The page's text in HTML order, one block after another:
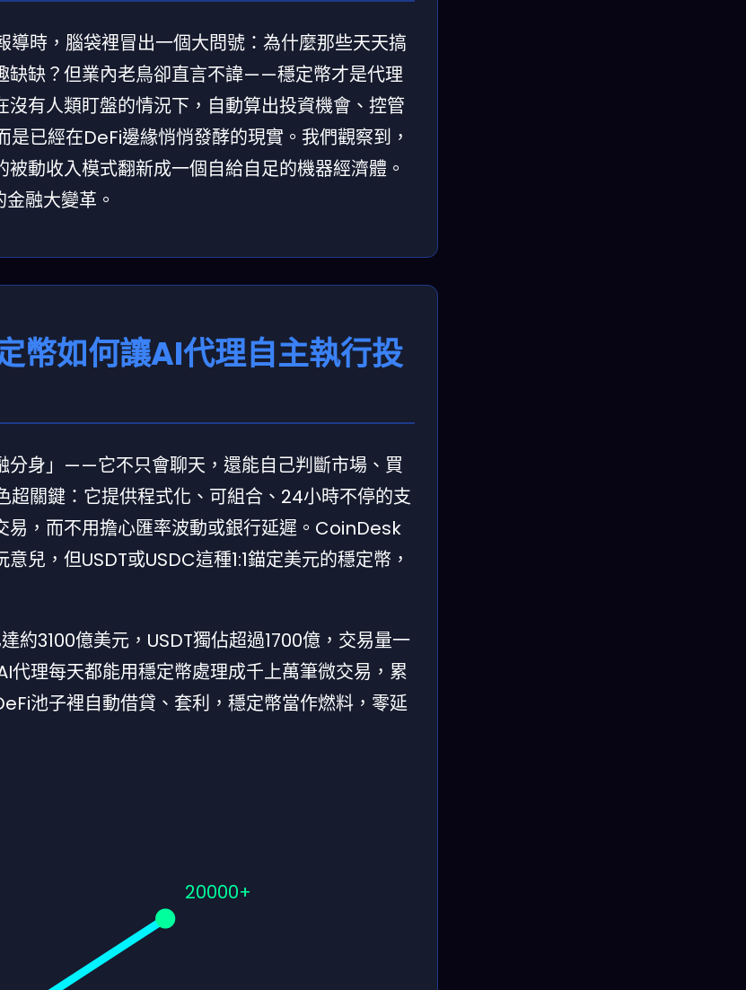
時，腦袋裡冒出一個大問號：為什麼那些天天搞
缺缺？但業內老鳥卻直言不諱——穩定幣才是代理
有人類盯盤的情況下，自動算出投資機會、控管
已經在DeFi邊緣悄悄發酵的現實。我們觀察到，
動收入模式翻新成一個自給自足的機器經濟體。
融大變革。
幣如何讓AI代理自主執行投
分身」——它不只會聊天，還能自己判斷市場、買
關鍵：它提供程式化、可組合、24小時不停的支
易，而不用擔心匯率波動或銀行延遲。CoinDesk
兒，但USDT或USDC這種1:1錨定美元的穩定幣，
約3100億美元，USDT獨佔超過1700億，交易量一
理每天都能用穩定幣處理成千上萬筆微交易，累
池子裡自動借貸、套利，穩定幣當作燃料，零延
20000+